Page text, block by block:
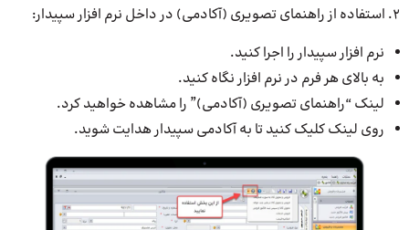
2. استفاده از راهنمای تصویری (آکادمی) در داخل نرم افزار سپیدار:
نرم افزار سپیدار را اجرا کنید.
به بالای هر فرم در نرم افزار نگاه کنید.
لینک “راهنمای تصویری (آکادمی)” را مشاهده خواهید کرد.
روی لینک کلیک کنید تا به آکادمی سپیدار هدایت شوید.